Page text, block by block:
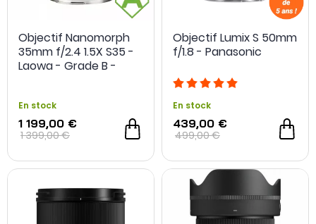
-200€
Objectif Nanomorph
35mm f/2.4 1.5X S35 -
Laowa - Grade B -
En stock
1 199,00 €
1 399,00 €
Objectif Lumix S 50mm
f/1.8 - Panasonic
En stock
439,00 €
499,00 €